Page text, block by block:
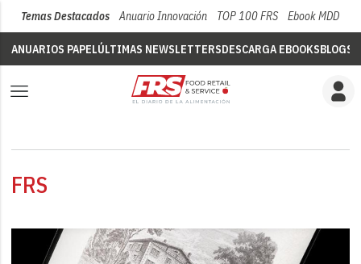
Temas Destacados Anuario Innovación TOP 100 FRS Ebook MDD
ANUARIOS PAPELÚLTIMAS NEWSLETTERSDESCARGA EBOOKSBLOGS
FRS